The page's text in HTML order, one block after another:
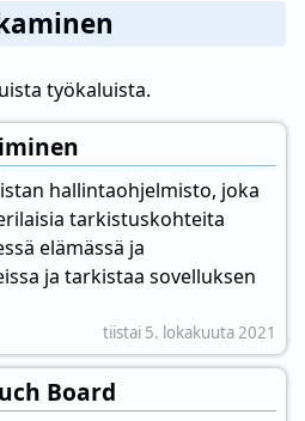
työkaluista.
hallintaohjelmisto, joka
tarkistuskohteita
elämässä ja
ja tarkistaa sovelluksen
tiistai 5. lokakuuta 2021
Board